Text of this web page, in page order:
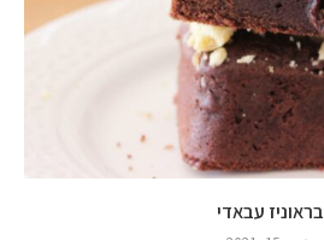
בראוניז עבאדי